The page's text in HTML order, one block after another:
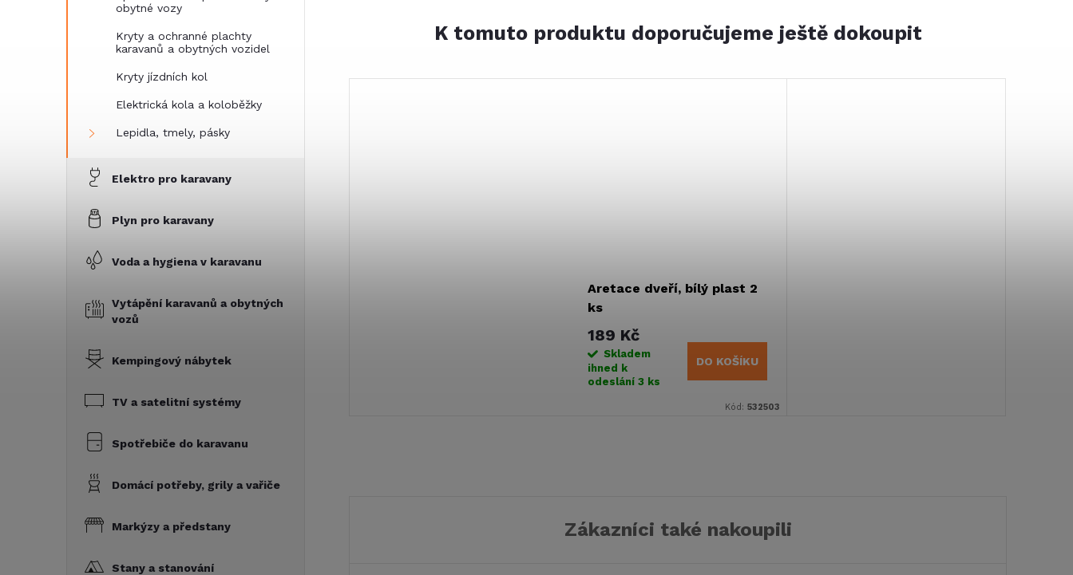
obytné vozy
Kryty a ochranné plachty
karavanů a obytných vozidel
Kryty jízdních kol
Elektrická kola a koloběžky
Lepidla, tmely, pásky
Elektro pro karavany
Plyn pro karavany
Voda a hygiena v karavanu
Vytápění karavanů a obytných
vozů
Kempingový nábytek
TV a satelitní systémy
Spotřebiče do karavanu
Domácí potřeby, grily a vařiče
Markýzy a předstany
Stany a stanování
K tomuto produktu doporučujeme ještě dokoupit
Aretace dveří, bílý plast 2
ks
189 Kč
Skladem
ihned k
odeslání 3 ks
DO KOŠÍKU
Kód: 532503
Zákazníci také nakoupili